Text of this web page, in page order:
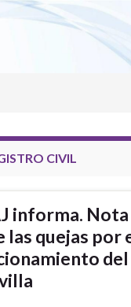
CIVIL
informa.
las quejas por